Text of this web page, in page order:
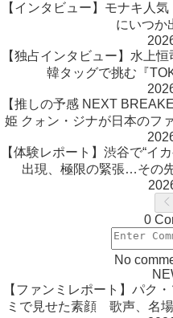
【インタビュー】モナキ人
にいつか
【独占インタビュー】水上
韓タッグで挑む『
【推しの予感 NEXT
姫 クォン・ジナが日本のフ
【体験レポート】渋谷で“イ
出現、極限の緊張…その
0
No
【ファンミレポート】パク
ミで見せた素顔 歌声、名